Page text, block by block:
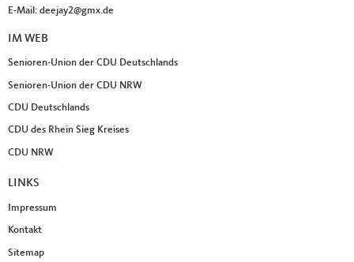
E-Mail: deejay2@gmx.de
IM WEB
Senioren-Union der CDU Deutschlands
Senioren-Union der CDU NRW
CDU Deutschlands
CDU des Rhein Sieg Kreises
CDU NRW
LINKS
Impressum
Kontakt
Sitemap